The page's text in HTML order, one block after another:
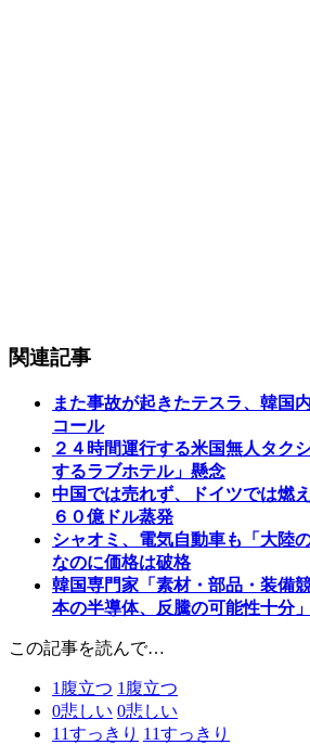
関連記事
また事故が起きたテスラ、韓国
コール
２４時間運行する米国無人タク
するラブホテル」懸念
中国では売れず、ドイツでは燃
６０億ドル蒸発
シャオミ、電気自動車も「大陸
なのに価格は破格
韓国専門家「素材・部品・装備
本の半導体、反騰の可能性十分」
この記事を読んで…
1 腹立つ 1 腹立つ
0悲しい 0悲しい
11すっきり 11すっきり